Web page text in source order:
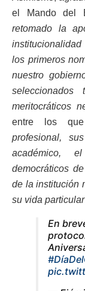
el Mando del
retomado la
los primeros
nuestro
meritocráticos
entre los
profesional,
académico,
democráticos
de la institución
su vida
En